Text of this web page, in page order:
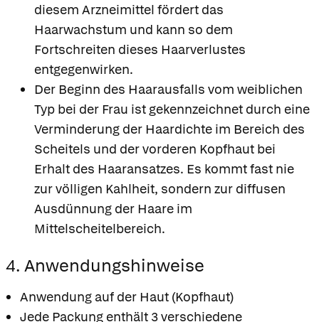
diesem Arzneimittel fördert das
Haarwachstum und kann so dem
Fortschreiten dieses Haarverlustes
entgegenwirken.
Der Beginn des Haarausfalls vom weiblichen
Typ bei der Frau ist gekennzeichnet durch eine
Verminderung der Haardichte im Bereich des
Scheitels und der vorderen Kopfhaut bei
Erhalt des Haaransatzes. Es kommt fast nie
zur völligen Kahlheit, sondern zur diffusen
Ausdünnung der Haare im
Mittelscheitelbereich.
4. Anwendungshinweise
Anwendung auf der Haut (Kopfhaut)
Jede Packung enthält 3 verschiedene